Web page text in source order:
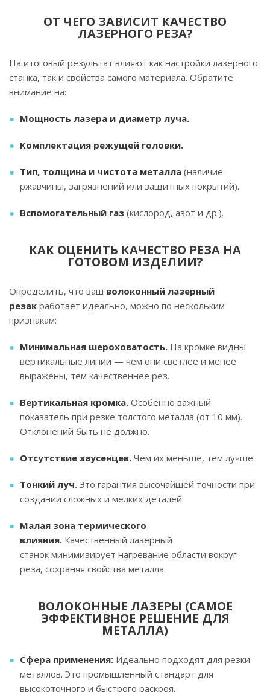
ОТ ЧЕГО ЗАВИСИТ КАЧЕСТВО
ЛАЗЕРНОГО РЕЗА?
На итоговый результат влияют как настройки лазерного
станка, так и свойства самого материала. Обратите
внимание на:
Мощность лазера и диаметр луча.
Комплектация режущей головки.
Тип, толщина и чистота металла (наличие
ржавчины, загрязнений или защитных покрытий).
Вспомогательный газ (кислород, азот и др.).
КАК ОЦЕНИТЬ КАЧЕСТВО РЕЗА НА
ГОТОВОМ ИЗДЕЛИИ?
Определить, что ваш волоконный лазерный
резак работает идеально, можно по нескольким
признакам:
Минимальная шероховатость. На кромке видны
вертикальные линии — чем они светлее и менее
выражены, тем качественнее рез.
Вертикальная кромка. Особенно важный
показатель при резке толстого металла (от 10 мм).
Отклонений быть не должно.
Отсутствие заусенцев. Чем их меньше, тем лучше.
Тонкий луч. Это гарантия высочайшей точности при
создании сложных и мелких деталей.
Малая зона термического
влияния. Качественный лазерный
станок минимизирует нагревание области вокруг
реза, сохраняя свойства металла.
ВОЛОКОННЫЕ ЛАЗЕРЫ (САМОЕ
ЭФФЕКТИВНОЕ РЕШЕНИЕ ДЛЯ
МЕТАЛЛА)
Сфера применения: Идеально подходят для резки
металлов. Это промышленный стандарт для
высокоточного и быстрого раскроя.